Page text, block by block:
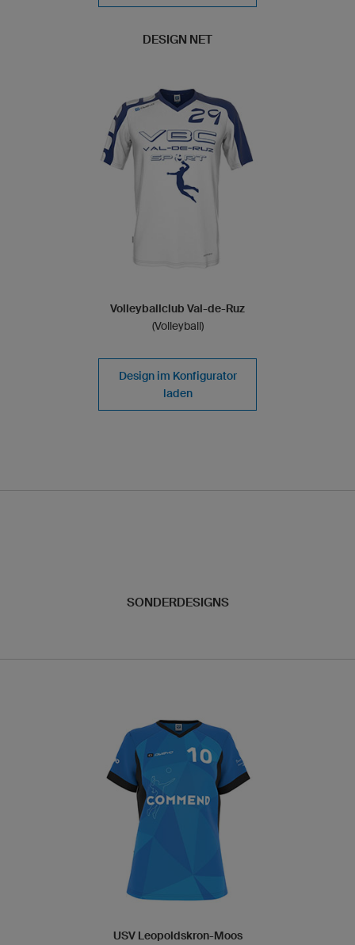
DESIGN NET
Volleyballclub Val-de-Ruz
(Volleyball)
Design im Konfigurator
laden
SONDERDESIGNS
USV Leopoldskron-Moos